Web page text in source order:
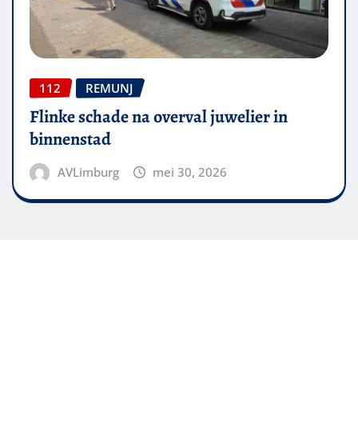
112 REMUNJ
Flinke schade na overval juwelier in
binnenstad
AVLimburg mei 30, 2026